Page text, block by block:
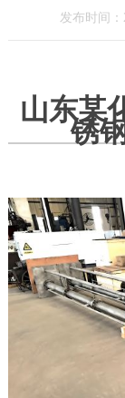
发布时间：
山东某
锈